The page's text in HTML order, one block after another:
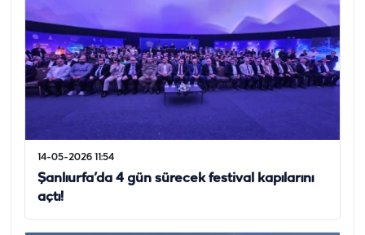
14-05-2026 11:54
Şanlıurfa’da 4 gün sürecek festival kapılarını
açtı!